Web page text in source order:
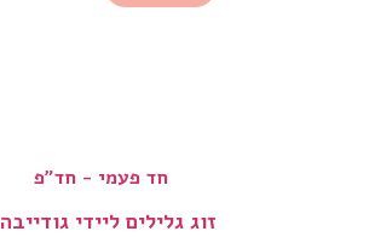
חד פעמי - חד"פ
זוג גלילים ליידי גודייבה